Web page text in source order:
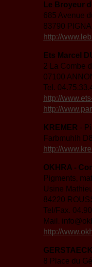
Le Broyeur
685 Avenue
83790
http://
Ets Marcel
2 La Combe
07100
Tel.
http://
http://
KREMER -
Farbmuhlh
http://
OKHRA -
Pigments,
Usine
84220
Tel/Fax.
Mail.
http://
8 Place du